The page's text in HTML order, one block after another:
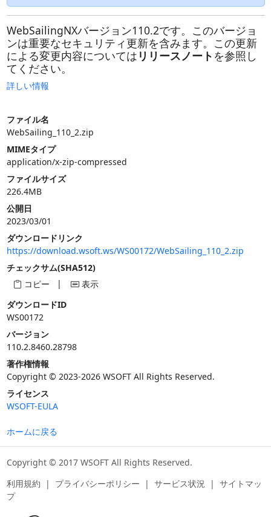
WebSailingNXバージョン110.2です。このバージョ
ンは重要なセキュリティ更新を含みます。この更新
による変更内容については リリースノート を参照し
てください。
詳しい情報
ファイル名
WebSailing_110_2.zip
MIMEタイプ
application/x-zip-compressed
ファイルサイズ
226.4MB
公開日
2023/03/01
ダウンロードリンク
https://download.wsoft.ws/WS00172/WebSailing_110_2.zip
チェックサム(SHA512)
コピー
|
表示
ダウンロードID
WS00172
バージョン
110.2.8460.28798
著作権情報
Copyright © 2023-2026 WSOFT All Rights Reserved.
ライセンス
WSOFT-EULA
ホームに戻る
Copyright © 2017 WSOFT All Rights Reserved.
利用規約 | プライバシーポリシー | サービス状況| サイトマッ
プ